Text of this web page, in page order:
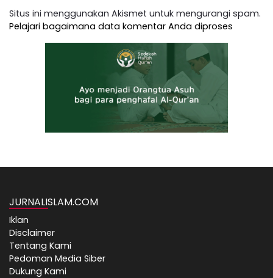
Situs ini menggunakan Akismet untuk mengurangi spam.
Pelajari bagaimana data komentar Anda diproses
JURNALISLAM.COM
Iklan
Disclaimer
Tentang Kami
Pedoman Media Siber
Dukung Kami